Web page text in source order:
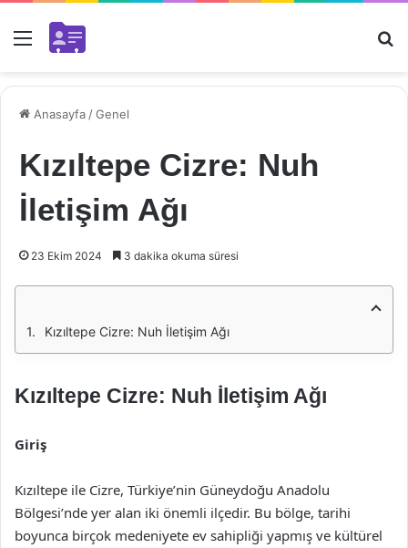
Menü
Anasayfa /Genel
Kızıltepe Cizre: Nuh
İletişim Ağı
23 Ekim 2024 3 dakika okuma süresi
Kızıltepe Cizre: Nuh İletişim Ağı
Kızıltepe Cizre: Nuh İletişim Ağı
Giriş
Kızıltepe ile Cizre, Türkiye’nin Güneydoğu Anadolu
Bölgesi’nde yer alan iki önemli ilçedir. Bu bölge, tarihi
boyunca birçok medeniyete ev sahipliği yapmış ve kültürel